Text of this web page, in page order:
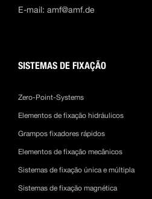
E-mail: amf@amf.de
SISTEMAS DE FIXAÇÃO
Zero-Point-Systems
Elementos de fixação hidráulicos
Grampos fixadores rápidos
Elementos de fixação mecânicos
Sistemas de fixação única e múltipla
Sistemas de fixação magnética